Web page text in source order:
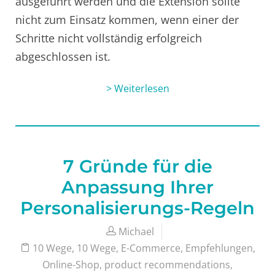
nicht zum Einsatz kommen, wenn einer der
Schritte nicht vollständig erfolgreich
abgeschlossen ist.
> Weiterlesen
7 Gründe für die
Anpassung Ihrer
Personalisierungs-Regeln
Michael
10 Wege, 10 Wege, E-Commerce, Empfehlungen,
Online-Shop, product recommendations,